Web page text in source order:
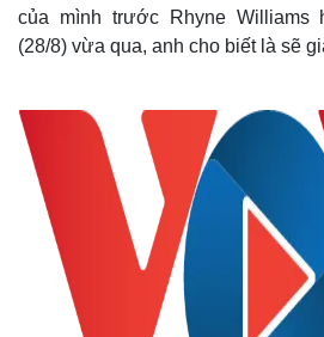
của mình trước Rhyne Williams
(28/8) vừa qua, anh cho biết là sẽ